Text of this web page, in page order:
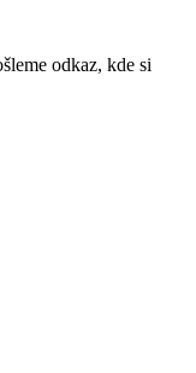
odkaz, kde si